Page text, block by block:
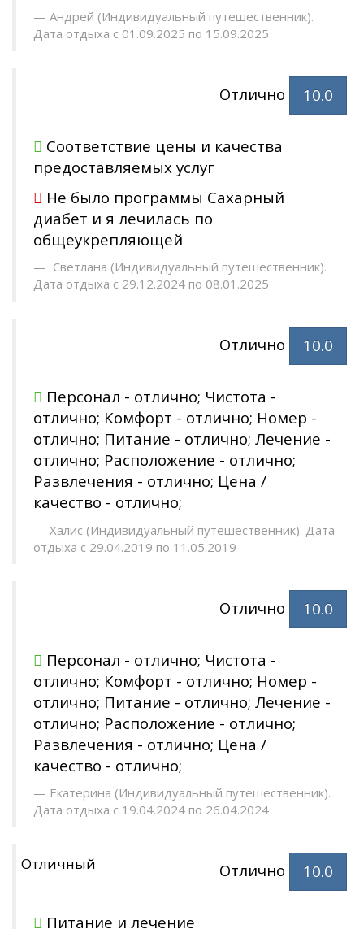
Андрей (Индивидуальный путешественник).
Дата отдыха с 01.09.2025 по 15.09.2025
Отлично 10.0
Соответствие цены и качества
предоставляемых услуг
Не было программы Сахарный
диабет и я лечилась по
общеукрепляющей
Светлана (Индивидуальный путешественник).
Дата отдыха с 29.12.2024 по 08.01.2025
Отлично 10.0
Персонал - отлично; Чистота -
отлично; Комфорт - отлично; Номер -
отлично; Питание - отлично; Лечение -
отлично; Расположение - отлично;
Развлечения - отлично; Цена /
качество - отлично;
Халис (Индивидуальный путешественник). Дата
отдыха с 29.04.2019 по 11.05.2019
Отлично 10.0
Персонал - отлично; Чистота -
отлично; Комфорт - отлично; Номер -
отлично; Питание - отлично; Лечение -
отлично; Расположение - отлично;
Развлечения - отлично; Цена /
качество - отлично;
Екатерина (Индивидуальный путешественник).
Дата отдыха с 19.04.2024 по 26.04.2024
Отличный Отлично 10.0
Питание и лечение